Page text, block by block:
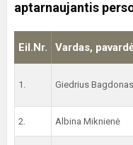
aptarnaujantis
Eil.Nr. Vardas,
1. Giedrius Bagdonas
2. Albina Miknienė